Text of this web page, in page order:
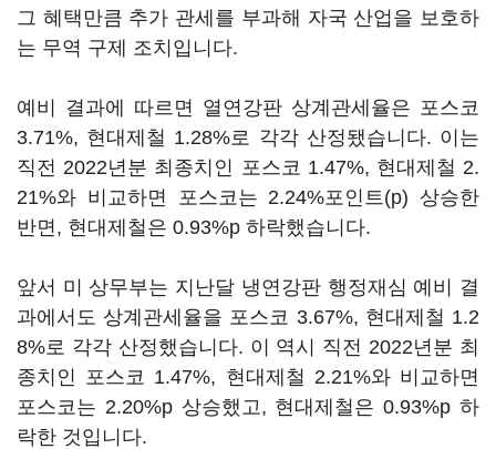
그 혜택만큼 추가 관세를 부과해 자국 산업을 보호하
는 무역 구제 조치입니다.
예비 결과에 따르면 열연강판 상계관세율은 포스코
3.71%, 현대제철 1.28%로 각각 산정됐습니다. 이는
직전 2022년분 최종치인 포스코 1.47%, 현대제철 2.
21%와 비교하면 포스코는 2.24%포인트(p) 상승한
반면, 현대제철은 0.93%p 하락했습니다.
앞서 미 상무부는 지난달 냉연강판 행정재심 예비 결
과에서도 상계관세율을 포스코 3.67%, 현대제철 1.2
8%로 각각 산정했습니다. 이 역시 직전 2022년분 최
종치인 포스코 1.47%, 현대제철 2.21%와 비교하면
포스코는 2.20%p 상승했고, 현대제철은 0.93%p 하
락한 것입니다.